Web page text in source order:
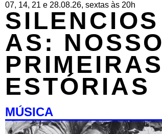
07, 14, 21 e 28.08.26, sextas às 20h
SILENCIOS
AS: NOSSO
PRIMEIRAS
ESTÓRIAS
MÚSICA